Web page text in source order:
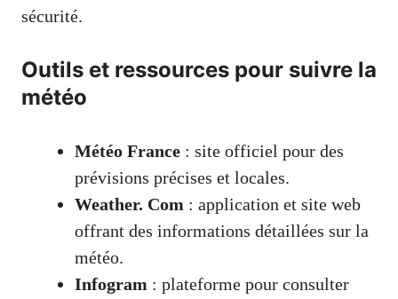
sécurité.
Outils et ressources pour suivre la
météo
Météo France : site officiel pour des
prévisions précises et locales.
Weather. Com : application et site web
offrant des informations détaillées sur la
météo.
Infogram : plateforme pour consulter